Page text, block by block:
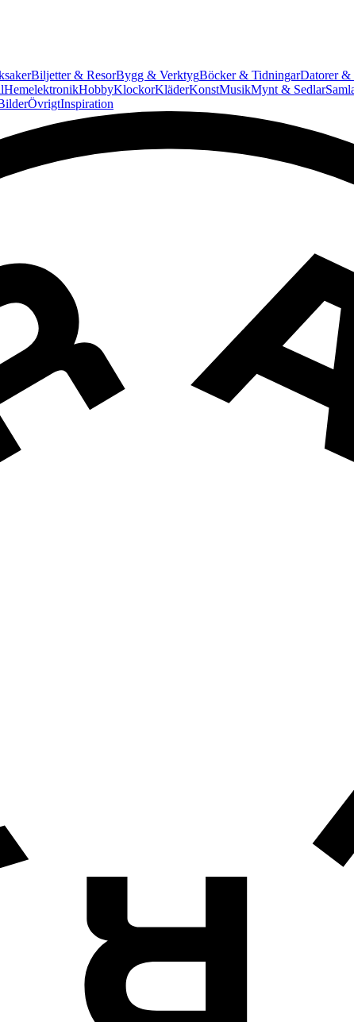
Biljetter & ResorBygg & VerktygBöcker & TidningarDatorer &
HemelektronikHobbyKlockorKläderKonstMusikMynt & Sedlar
ÖvrigtInspiration